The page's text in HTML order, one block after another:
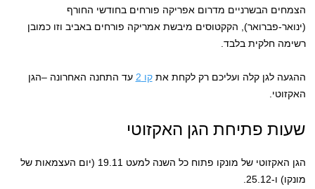
הצמחים הבשרניים מדרום אפריקה פורחים בחודשי החורף
(ינואר-פברואר), הקקטוסים מיבשת אמריקה פורחים באביב וזו כמובן
רשימה חלקית בלבד.
ההגעה לגן קלה ועליכם רק לקחת אתקו 2
עד התחנה האחרונה –הגן
האקזוטי.
שעות פתיחת הגן האקזוטי
הגן האקזוטי של מונקו פתוח כל השנה למעט 19.11 (יום העצמאות של
מונקו) ו-25.12.